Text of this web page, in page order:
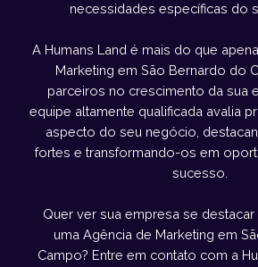
necessidades específicas do
A Humans Land é mais do que
Marketing em São Bernardo do
parceiros no crescimento da sua
equipe altamente qualificada avalia
aspecto do seu negócio,
fortes e transformando-os em
sucesso.
Quer ver sua empresa se
uma Agência de Marketing em
Campo? Entre em contato com a